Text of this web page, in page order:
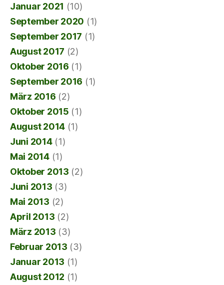
Januar 2021 (10)
September 2020 (1)
September 2017 (1)
August 2017 (2)
Oktober 2016 (1)
September 2016 (1)
März 2016 (2)
Oktober 2015 (1)
August 2014 (1)
Juni 2014(1)
Mai 2014(1)
Oktober 2013 (2)
Juni 2013 (3)
Mai 2013 (2)
April 2013 (2)
März 2013 (3)
Februar 2013 (3)
Januar 2013 (1)
August 2012 (1)